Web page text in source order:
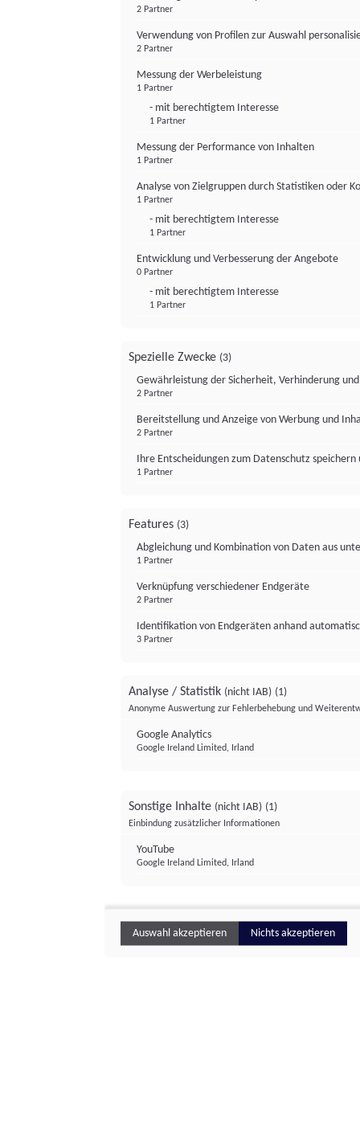
2 Partner
Verwendung von Profilen zur Auswahl
2 Partner
Messung der Werbeleistung
1 Partner
- mit berechtigtem Interesse
1 Partner
Messung der Performance von Inhalten
1 Partner
Analyse von Zielgruppen durch Statistiken oder
1 Partner
- mit berechtigtem Interesse
1 Partner
Entwicklung und Verbesserung der Angebote
0 Partner
- mit berechtigtem Interesse
1 Partner
Spezielle Zwecke (3)
Gewährleistung der Sicherheit, Verhinderung
2 Partner
Bereitstellung und Anzeige von Werbung und
2 Partner
Ihre Entscheidungen zum Datenschutz
1 Partner
Features (3)
Abgleichung und Kombination von Daten aus
1 Partner
Verknüpfung verschiedener Endgeräte
2 Partner
Identifikation von Endgeräten anhand
3 Partner
Analyse / Statistik (nicht IAB) (1)
Anonyme Auswertung zur Fehlerbehebung und
Google Analytics
Google Ireland Limited, Irland
Sonstige Inhalte (nicht IAB) (1)
Einbindung zusätzlicher Informationen
YouTube
Google Ireland Limited, Irland
Auswahl akzeptieren Nichts akzeptieren